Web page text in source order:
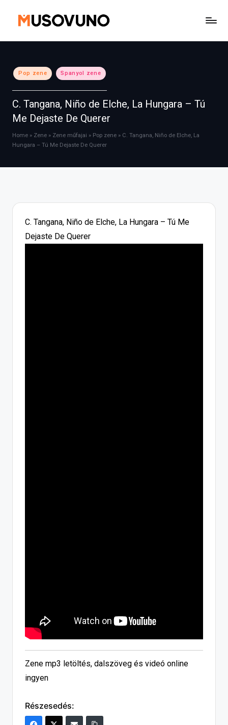
Posted
in
Pop zene Spanyol zene
C. Tangana, Niño de Elche, La Hungara – Tú
Me Dejaste De Querer
Home » Zene » Zene műfajai » Pop zene » C. Tangana, Niño de Elche, La
Hungara – Tú Me Dejaste De Querer
C. Tangana, Niño de Elche, La Hungara – Tú Me
Dejaste De Querer
Zene mp3 letöltés, dalszöveg és videó online
ingyen
Részesedés: